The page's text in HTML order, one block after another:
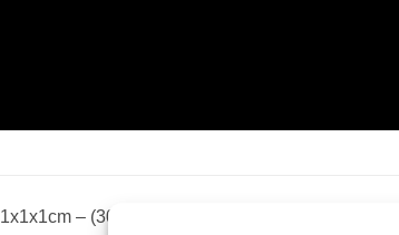
1x1x1cm – (30.2×30.2)